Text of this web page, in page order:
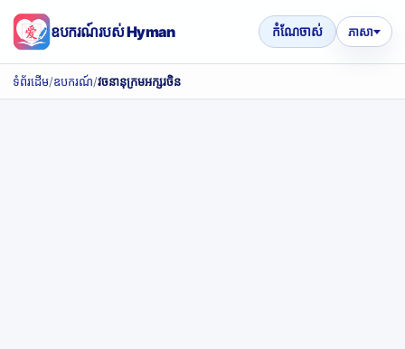
ឧបករណ៍របស់ Hyman កំណែចាស់ ភាសា
ទំព័រដើម/ឧបករណ៍/វចនានុក្រមអក្សរចិន